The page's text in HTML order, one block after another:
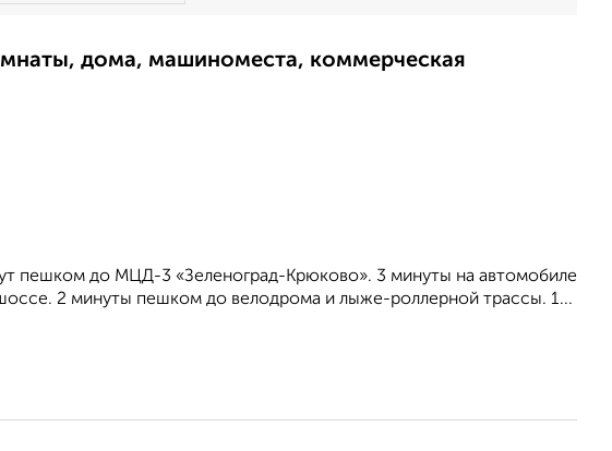
дома, машиноместа, коммерческая
пешком до МЦД-3 «Зеленоград-Крюково». 3 минуты на автомобиле
2 минуты пешком до велодрома и лыже-роллерной трассы. 1...